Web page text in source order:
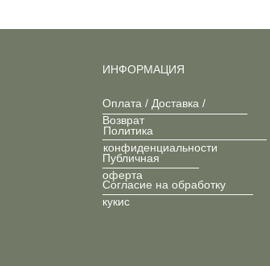
ИНФОРМАЦИЯ
Оплата / Доставка /
Возврат
Политика
конфиденциальности
Публичная
оферта
Согласие на обработку
кукис